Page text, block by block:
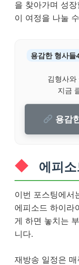
을 찾아가며 성
이 여정을 나눌
용감한 형사들
김형사
지금
용감
에피
이번 포스팅에서
에피소드 하이라
게 하면 놓치는
니다.
재방송 일정은